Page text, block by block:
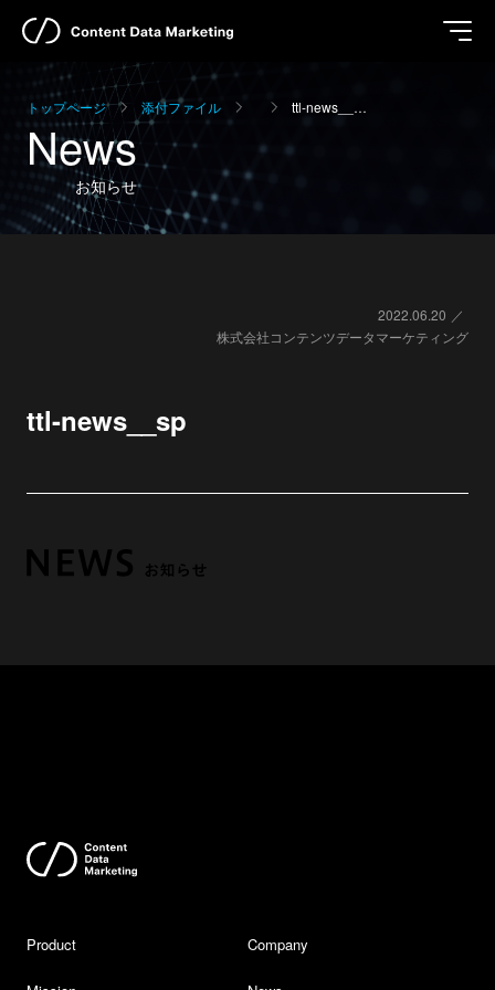
トップページ 添付ファイル ttl-news__…
News
お知らせ
2022.06.20
株式会社コンテンツデータマーケティング
ttl-news__sp
Product Company